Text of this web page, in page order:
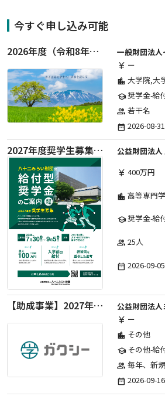
今すぐ申し込み可能
2026年度（令和8年度）第２期 一般財団法人イーハトーブ育英会奨学生募集（給付型） 日本国内及び海外の大学・大学院に自宅外通学をする学生に生活費の一部(家賃半額相当)を給付【岩手県が本籍地の大学生または大学院生対象】
currency_yen ー
location_city 大学院,大
school奨学金-給
group 若干名
date_range 2026-08-31
2027年度奨学生募集要項
currency_yen 400万円
location_city 高等専門学校,短期
school奨学金-給
group 25人
date_range 2026-09-05
【助成事業】2027年度中学校部活動の地域展開推進に関する助成金
currency_yen ー
location_city その他
schoolその他-給
group 毎年、新規5事業前後への助成金交付を予定とし、初年度5事業、2年目合計10事業前後、3年目合計
date_range 2026-09-16